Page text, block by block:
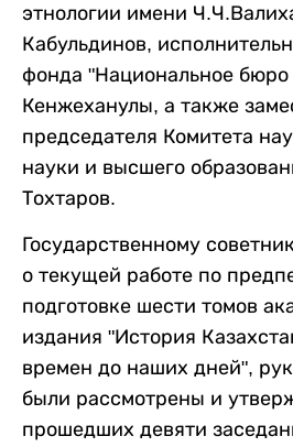
этнологии имени
Кабульдинов,
фонда "Национальное бюро
Кенжеханулы, а также
председателя Комитета
науки и высшего
Тохтаров.
Государственному
о текущей работе по
подготовке шести томов
издания "История
времен до наших дней",
были рассмотрены и
прошедших девяти